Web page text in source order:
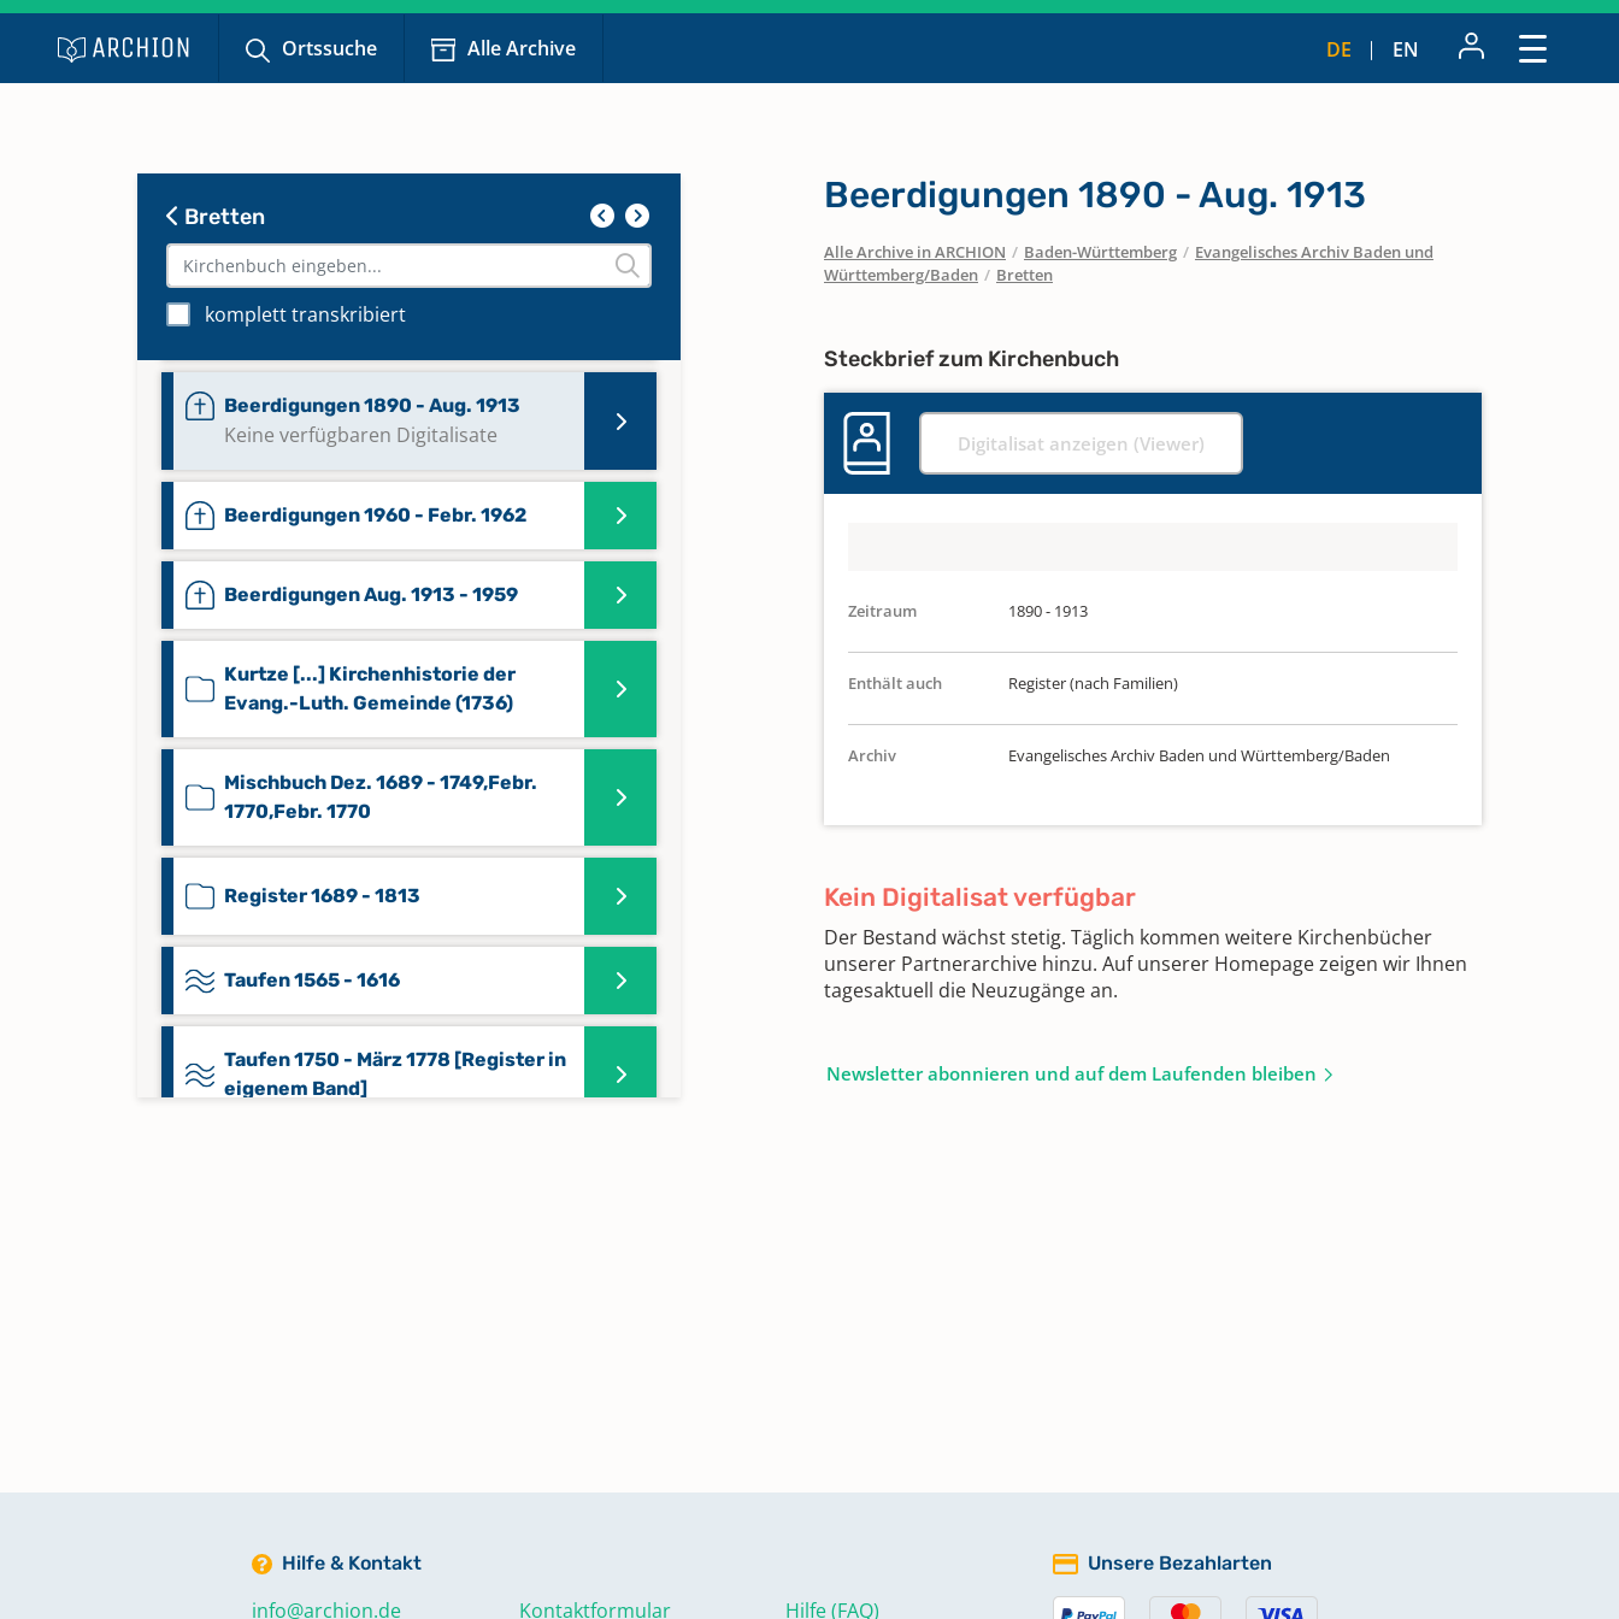
Ortssuche Alle Archive DE EN
Bretten
komplett transkribiert
in eigenem Band]
Beerdigungen 1813 - 1822
Beerdigungen 1842 - 1858
Beerdigungen 1859 - Jan. 1890
Beerdigungen 1890 - Aug. 1913
Keine verfügbaren Digitalisate
Beerdigungen 1960 - Febr. 1962
Beerdigungen Aug. 1913 - 1959
Kurtze [...] Kirchenhistorie der
Evang.-Luth. Gemeinde (1736)
Mischbuch Dez. 1689 - 1749,Febr.
1770,Febr. 1770
Register 1689 - 1813
Taufen 1565 - 1616
Taufen 1750 - März 1778 [Register in
eigenem Band]
Taufen 1878 - 1900
Beerdigungen 1890 - Aug. 1913
Alle Archive in ARCHION / Baden-Württemberg / Evangelisches Archiv Baden und
Württemberg/Baden / Bretten
Steckbrief zum Kirchenbuch
Digitalisat anzeigen (Viewer)
Zeitraum 1890 - 1913
Enthält auch Register (nach Familien)
Archiv Evangelisches Archiv Baden und Württemberg/Baden
Kein Digitalisat verfügbar
Der Bestand wächst stetig. Täglich kommen weitere Kirchenbücher
unserer Partnerarchive hinzu. Auf unserer Homepage zeigen wir Ihnen
tagesaktuell die Neuzugänge an.
Newsletter abonnieren und auf dem Laufenden bleiben
Hilfe & Kontakt
info@archion.de Kontaktformular Hilfe (FAQ)
Unsere Bezahlarten